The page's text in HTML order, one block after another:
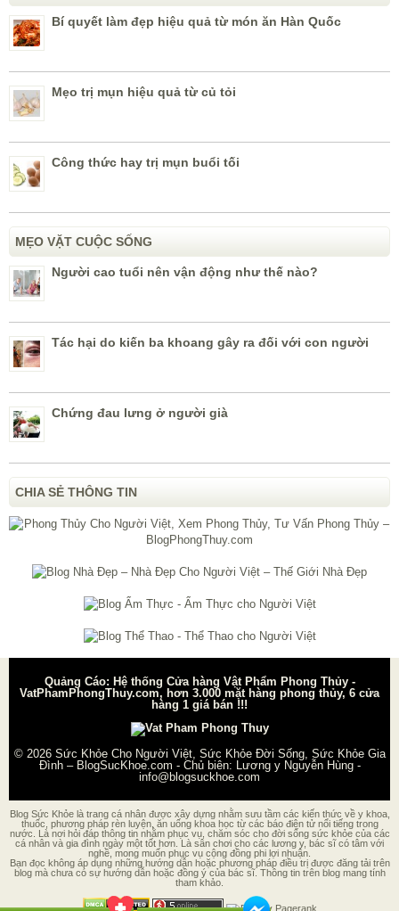
Bí quyết làm đẹp hiệu quả từ món ăn Hàn Quốc
Mẹo trị mụn hiệu quả từ củ tỏi
Công thức hay trị mụn buổi tối
MẸO VẶT CUỘC SỐNG
Người cao tuổi nên vận động như thế nào?
Tác hại do kiến ba khoang gây ra đối với con người
Chứng đau lưng ở người già
CHIA SẺ THÔNG TIN
Quảng Cáo: Hệ thống Cửa hàng Vật Phẩm Phong Thủy -
VatPhamPhongThuy.com, hơn 3.000 mặt hàng phong thủy, 6 cửa
hàng 1 giá bán !!!
© 2026 Sức Khỏe Cho Người Việt, Sức Khỏe Đời Sống, Sức Khỏe Gia
Đình – BlogSucKhoe.com - Chủ biên: Lương y Nguyễn Hùng-
info@blogsuckhoe.com
Blog Sức Khỏe là trang cá nhân được xây dựng nhằm sưu tầm các kiến thức về y khoa,
thuốc, phương pháp rèn luyện, ăn uống khoa học từ các báo điện tử nổi tiếng trong
nước. Là nơi hỏi đáp thông tin nhằm phục vụ, chăm sóc cho đời sống sức khỏe của các
cá nhân và gia đình ngày một tốt hơn. Là sân chơi cho các lương y, bác sĩ có tâm với
nghề, mong muốn phục vụ cộng đồng phi lợi nhuận.
Bạn đọc không áp dụng những hướng dẫn hoặc phương pháp điều trị được đăng tải trên
blog mà chưa có sự hướng dẫn hoặc đồng ý của bác sĩ. Thông tin trên blog mang tính
tham khảo.